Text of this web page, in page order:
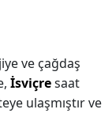
ve çağdaş
İsviçresaat
ulaşmıştır ve